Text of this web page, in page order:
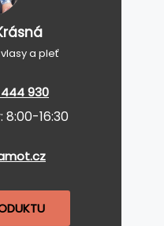
a pleť
444 930
16:30